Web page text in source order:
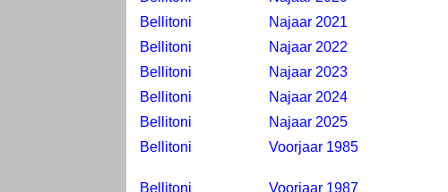
Bellitoni
Najaar 2021
Bellitoni
Najaar 2022
Bellitoni
Najaar 2023
Bellitoni
Najaar 2024
Bellitoni
Najaar 2025
Bellitoni
Voorjaar 1985
Bellitoni Voorjaar 1987